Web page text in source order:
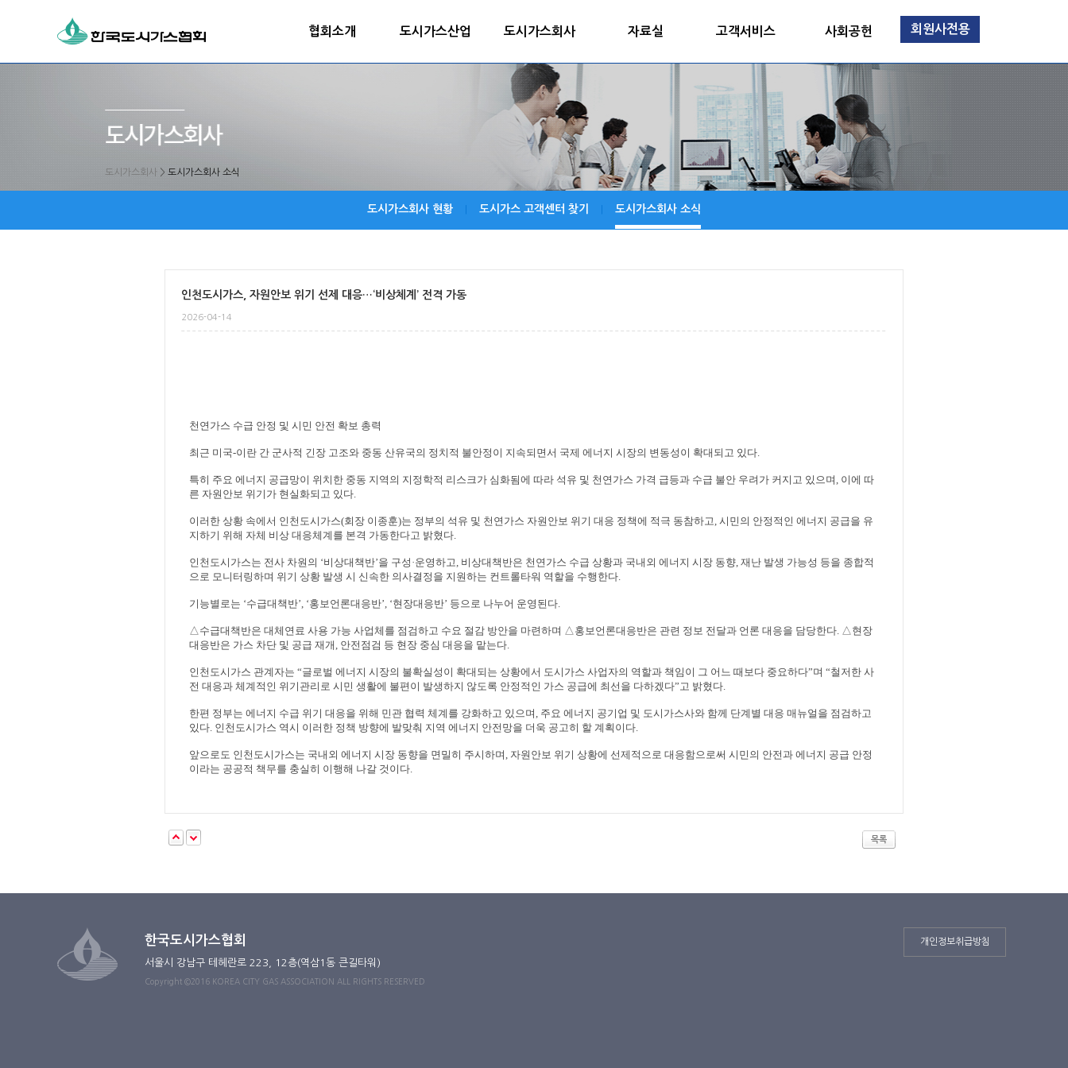
협회소개 도시가스산업 도시가스회사 자료실 고객서비스 사회공헌 회원사전용
도시가스회사 > 도시가스회사 소식
도시가스회사 현황 도시가스 고객센터 찾기 도시가스회사 소식
인천도시가스, 자원안보 위기 선제 대응…‘비상체계’ 전격 가동
2026-04-14
천연가스 수급 안정 및 시민 안전 확보 총력
최근 미국-이란 간 군사적 긴장 고조와 중동 산유국의 정치적 불안정이 지속되면서 국제 에너지 시장의 변동성이 확대되고 있다.
특히 주요 에너지 공급망이 위치한 중동 지역의 지정학적 리스크가 심화됨에 따라 석유 및 천연가스 가격 급등과 수급 불안 우려가 커지고 있으며, 이에 따
른 자원안보 위기가 현실화되고 있다.
이러한 상황 속에서 인천도시가스(회장 이종훈)는 정부의 석유 및 천연가스 자원안보 위기 대응 정책에 적극 동참하고, 시민의 안정적인 에너지 공급을 유
지하기 위해 자체 비상 대응체계를 본격 가동한다고 밝혔다.
인천도시가스는 전사 차원의 ‘비상대책반’을 구성 ·운영하고, 비상대책반은 천연가스 수급 상황과 국내외 에너지 시장 동향, 재난 발생 가능성 등을 종합적
으로 모니터링하며 위기 상황 발생 시 신속한 의사결정을 지원하는 컨트롤타워 역할을 수행한다.
기능별로는 ‘수급대책반’, ‘홍보언론대응반’, ‘현장대응반’ 등으로 나누어 운영된다.
△수급대책반은 대체연료 사용 가능 사업체를 점검하고 수요 절감 방안을 마련하며 △홍보언론대응반은 관련 정보 전달과 언론 대응을 담당한다. △현장
대응반은 가스 차단 및 공급 재개, 안전점검 등 현장 중심 대응을 맡는다.
인천도시가스 관계자는 “글로벌 에너지 시장의 불확실성이 확대되는 상황에서 도시가스 사업자의 역할과 책임이 그 어느 때보다 중요하다”며 “철저한 사
전 대응과 체계적인 위기관리로 시민 생활에 불편이 발생하지 않도록 안정적인 가스 공급에 최선을 다하겠다”고 밝혔다.
한편 정부는 에너지 수급 위기 대응을 위해 민관 협력 체계를 강화하고 있으며, 주요 에너지 공기업 및 도시가스사와 함께 단계별 대응 매뉴얼을 점검하고
있다. 인천도시가스 역시 이러한 정책 방향에 발맞춰 지역 에너지 안전망을 더욱 공고히 할 계획이다.
앞으로도 인천도시가스는 국내외 에너지 시장 동향을 면밀히 주시하며, 자원안보 위기 상황에 선제적으로 대응함으로써 시민의 안전과 에너지 공급 안정
이라는 공공적 책무를 충실히 이행해 나갈 것이다.
목록
한국도시가스협회
서울시 강남구 테헤란로 223, 12층(역삼1동 큰길타워)
Copyright ©2016 KOREA CITY GAS ASSOCIATION ALL RIGHTS RESERVED
개인정보취급방침